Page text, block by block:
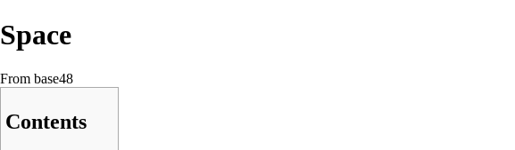
Space
From base48
Contents